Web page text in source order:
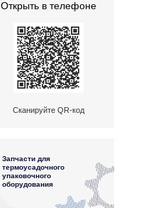
Открыть в телефоне
Сканируйте QR-код
Запчасти для
термоусадочного
упаковочного
оборудования